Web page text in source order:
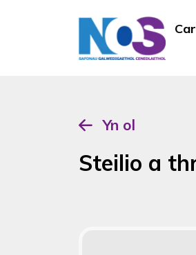
Yn ol
Steilio a